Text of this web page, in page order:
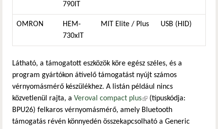
790IT
OMRON
HEM-
730xIT
MIT Elite / Plus USB (HID)
Látható, a támogatott eszközök köre egész széles, és a
program gyártókon átívelő támogatást nyújt számos
vérnyomásmérő készülékhez. A listán például nincs
közvetlenül rajta, a Veroval compact plus(külső hivatkozás)
(típuskódja:
BPU26) felkaros vérnyomásmérő, amely Bluetooth
támogatás révén könnyedén összekapcsolható a Generic